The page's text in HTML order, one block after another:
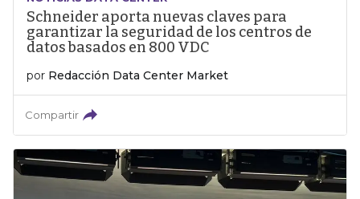
Schneider aporta nuevas claves para
garantizar la seguridad de los centros de
datos basados en 800 VDC
por Redacción Data Center Market
Compartir